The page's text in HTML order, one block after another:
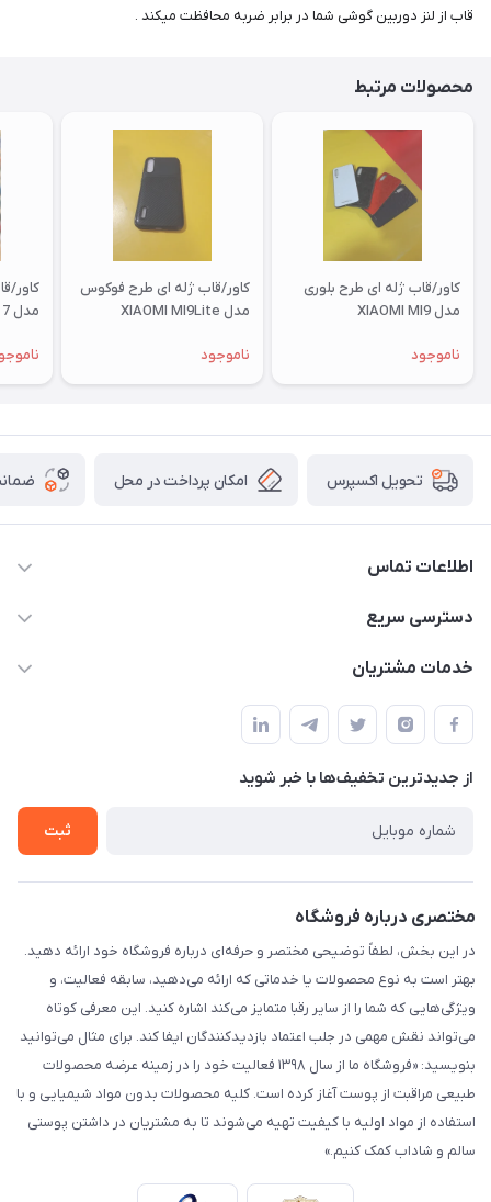
قاب از لنز دوربین گوشی شما در برابر ضربه محافظت میکند .
محصولات مرتبط
کاور/قاب ژله ای طرح بلوری
مدل XIAOMI MI9
ناموجود
کاور/قاب ژله ای طرح فوکوس
مدل XIAOMI MI9Lite
ناموجود
کاور/
مدل XIAOMI RM 7
تحویل اکسپرس امکان پرداخت در محل
اطلاعات تماس
09332394024-09120346631
دسترسی سریع
حساب کاربری
لیست محصولات
درباره ما
خدمات مشتریان
قوانین و مقررات
حریم خصوصی
راهنما
از جدید‌ترین تخفیف‌ها با‌ خبر شوید
ثبت
مختصری درباره فروشگاه
در این بخش، لطفاً توضیحی مختصر و حرفه‌ای درباره فروشگاه خود ارائه دهید.
بهتر است به نوع محصولات یا خدماتی که ارائه می‌دهید، سابقه فعالیت، و
ویژگی‌هایی که شما را از سایر رقبا متمایز می‌کند اشاره کنید. این معرفی کوتاه
می‌تواند نقش مهمی در جلب اعتماد بازدیدکنندگان ایفا کند. برای مثال می‌توانید
بنویسید: «فروشگاه ما از سال ۱۳۹۸ فعالیت خود را در زمینه عرضه محصولات
طبیعی مراقبت از پوست آغاز کرده است. کلیه محصولات بدون مواد شیمیایی و با
استفاده از مواد اولیه با کیفیت تهیه می‌شوند تا به مشتریان در داشتن پوستی
سالم و شاداب کمک کنیم.»